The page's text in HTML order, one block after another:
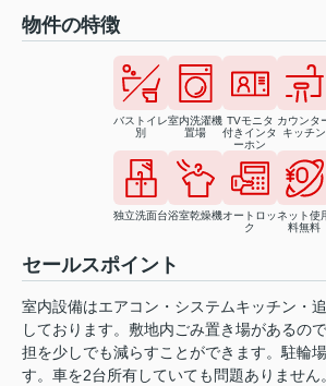
物件の特徴
バストイレ
別
室内洗濯機
置場
TVモニタ
付きインタ
ーホン
カウンタ
キッチン
独立洗面台浴室乾燥機オートロッ
ク
ネット使
料無料
セールスポイント
室内設備はエアコン・システムキッチン・
しております。敷地内ごみ置き場があるの
担を少しでも減らすことができます。駐輪
す。車を2台所有していても問題ありませ